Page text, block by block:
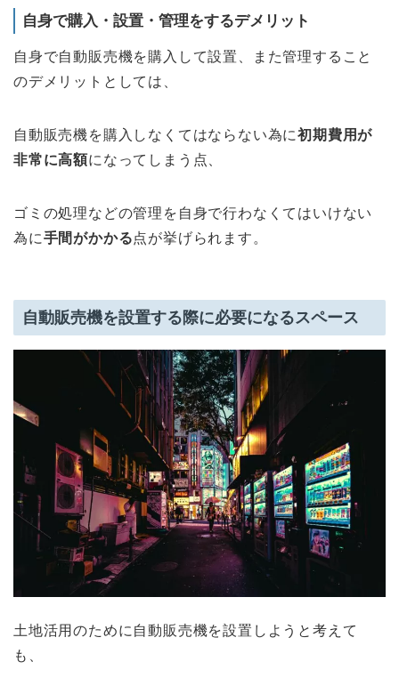
自身で購入・設置・管理をするデメリット
自身で自動販売機を購入して設置、また管理すること
のデメリットとしては、
自動販売機を購入しなくてはならない為に初期費用が
非常に高額になってしまう点、
ゴミの処理などの管理を自身で行わなくてはいけない
為に手間がかかる点が挙げられます。
自動販売機を設置する際に必要になるスペース
土地活用のために自動販売機を設置しようと考えて
も、